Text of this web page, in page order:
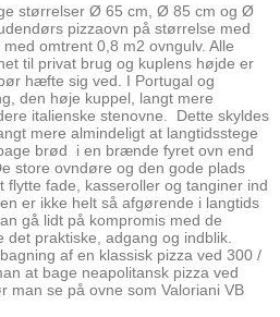
størrelser Ø 65 cm, Ø 85 cm og Ø
pizzaovn på størrelse med
omtrent 0,8 m2 ovngulv. Alle
til privat brug og kuplens højde er
hæfte sig ved. I Portugal og
den høje kuppel, langt mere
italienske stenovne. Dette skyldes
mere almindeligt at langtidsstege
brød i en brænde fyret ovn end
store ovndøre og den gode plads
flytte fade, kasseroller og tanginer ind
er ikke helt så afgørende i langtids
gå lidt på kompromis med de
praktiske, adgang og indblik.
af en klassisk pizza ved 300 /
at bage neapolitansk pizza ved
man se på ovne som Valoriani VB